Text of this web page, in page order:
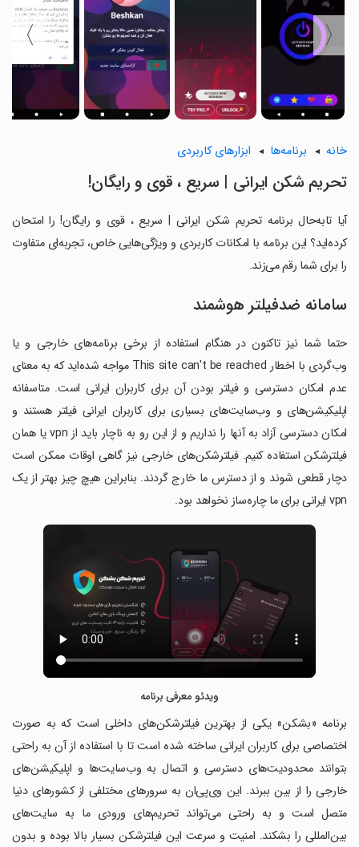
〈
〉
خانه برنامه‌ها ابزارهای کاربردی
تحریم شکن ایرانی | سریع ، قوی و رایگان!
آیا تابه‌حال برنامه تحریم شکن ایرانی | سریع ، قوی و رایگان! را امتحان
کرده‌اید؟ این برنامه با امکانات کاربردی و ویژگی‌هایی خاص، تجربه‌ای متفاوت
را برای شما رقم می‌زند.
سامانه ضدفیلتر هوشمند
حتما شما نیز تاکنون در هنگام استفاده از برخی برنامه‌های خارجی و یا
وب‌گردی با اخطار This site can't be reached مواجه شده‌اید که به معنای
عدم امکان دسترسی و فیلتر بودن آن برای کاربران ایرانی است. متاسفانه
اپلیکیشن‌های و وب‌سایت‌های بسیاری برای کاربران ایرانی فیلتر هستند و
امکان دسترسی آزاد به آنها را نداریم و از این رو به ناچار باید از vpn یا همان
فیلترشکن استفاده کنیم. فیلترشکن‌های خارجی نیز گاهی اوقات ممکن است
دچار قطعی شوند و از دسترس ما خارج گردند. بنابراین هیچ چیز بهتر از یک
vpn ایرانی برای ما چاره‌ساز نخواهد بود.
ویدئو معرفی برنامه
برنامه «بشکن» یکی از بهترین فیلترشکن‌های داخلی است که به صورت
اختصاصی برای کاربران ایرانی ساخته شده است تا با استفاده از آن به راحتی
بتوانند محدودیت‌های دسترسی و اتصال به وب‌سایت‌ها و اپلیکیشن‌های
خارجی را از بین ببرند. این وی‌پی‌ان به سرورهای مختلفی از کشورهای دنیا
متصل است و به راحتی می‌تواند تحریم‌های ورودی ما به سایت‌های
بین‌المللی را بشکند. امنیت و سرعت این فیلترشکن بسیار بالا بوده و بدون